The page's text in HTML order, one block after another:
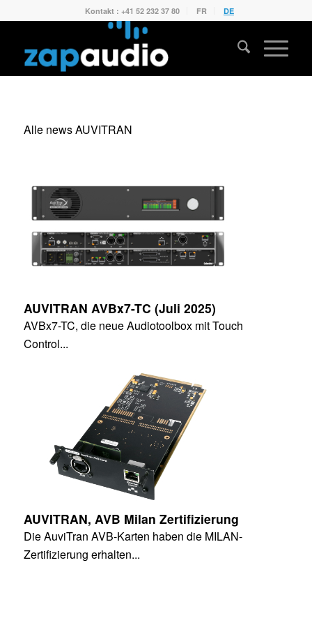
Kontakt : +41 52 232 37 80 FR DE
Alle news AUVITRAN
AUVITRAN AVBx7-TC (Juli 2025)
AVBx7-TC, die neue Audiotoolbox mit Touch
Control...
AUVITRAN, AVB Milan Zertifizierung
Die AuviTran AVB-Karten haben die MILAN-
Zertifizierung erhalten...